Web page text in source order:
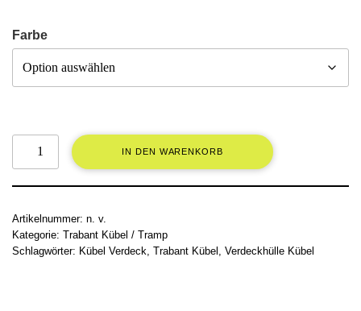
Farbe
IN DEN WARENKORB
Artikelnummer: n. v.
Kategorie: Trabant Kübel / Tramp
Schlagwörter: Kübel Verdeck Trabant Kübel Verdeckhülle Kübel